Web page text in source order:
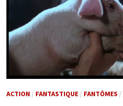
ACTION/ FANTASTIQUE/ FANTÔMES /